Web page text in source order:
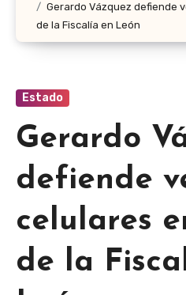
Gerardo Vázquez defiende
de la Fiscalía en León
Estado
Gerardo
defiende
celulares
de la